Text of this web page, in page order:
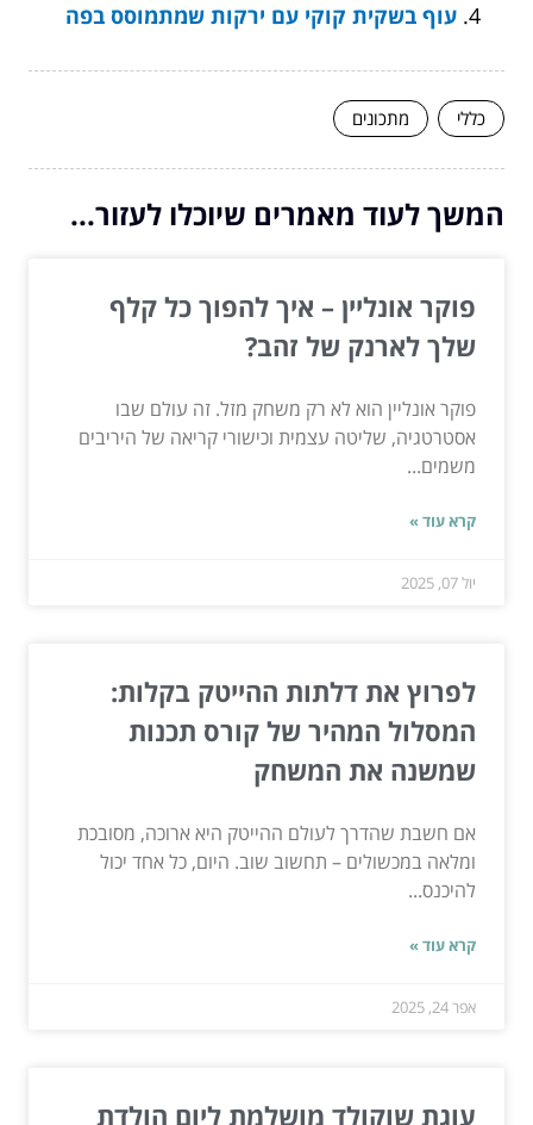
עוף בשקית קוקי עם ירקות שמתמוסס בפה
כללי מתכונים
המשך לעוד מאמרים שיוכלו לעזור...
פוקר אונליין – איך להפוך כל קלף
שלך לארנק של זהב?
פוקר אונליין הוא לא רק משחק מזל. זה עולם שבו
אסטרטגיה, שליטה עצמית וכישורי קריאה של היריבים
משמים...
קרא עוד »
יול 07, 2025
לפרוץ את דלתות ההייטק בקלות:
המסלול המהיר של קורס תכנות
שמשנה את המשחק
אם חשבת שהדרך לעולם ההייטק היא ארוכה, מסובכת
ומלאה במכשולים – תחשוב שוב. היום, כל אחד יכול
להיכנס...
קרא עוד »
אפר 24, 2025
עוגת שוקולד מושלמת ליום הולדת